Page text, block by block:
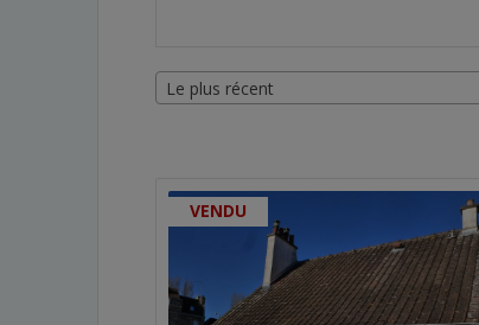
Le plus récent
VENDU